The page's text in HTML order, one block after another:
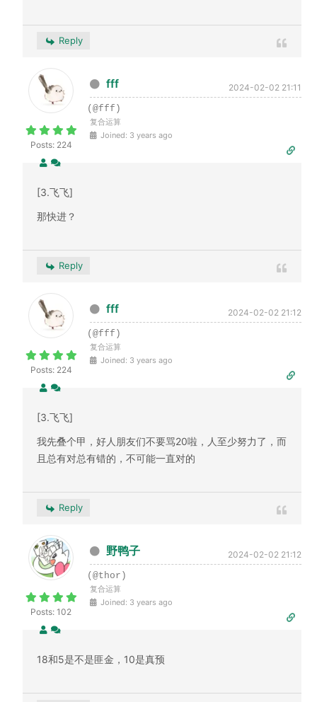
Reply
Posts: 224
fff
2024-02-02 21:11
(@fff)
复合运算
Joined: 3 years ago
[3.飞飞]
那快进？
Reply
Posts: 224
fff
2024-02-02 21:12
(@fff)
复合运算
Joined: 3 years ago
[3.飞飞]
我先叠个甲，好人朋友们不要骂20啦，人至少努力了，而
且总有对总有错的，不可能一直对的
Reply
Posts: 102
野鸭子
2024-02-02 21:12
(@thor)
复合运算
Joined: 3 years ago
18和5是不是匪金，10是真预